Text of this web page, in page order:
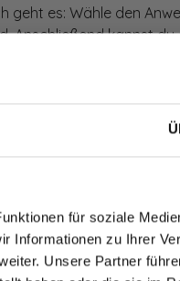
für soziale
Informationen zu Ihrer
Unsere Partner
geht es: Wähle den
Anschließend kannst
Konfigurators
Parallel erhältst du
Newsletter anmelden.